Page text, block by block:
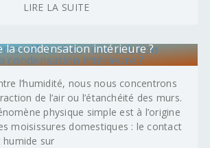
LIRE LA SUITE
la condensation intérieure ?
l’humidité, nous nous concentrons
de l’air ou l’étanchéité des murs.
physique simple est à l’origine
moisissures domestiques : le contact
humide sur